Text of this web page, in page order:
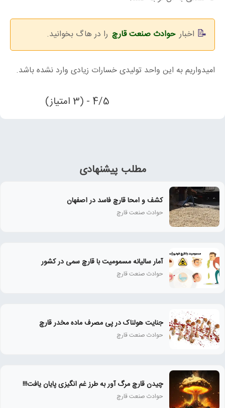
اخبار حوادث صنعت قارچ را در هاگ بخوانید.
امیدواریم به این واحد تولیدی خسارات زیادی وارد نشده باشد.
4/5 - (3 امتیاز)
مطلب پیشنهادی
کشف و امحا قارچ فاسد در اصفهان
حوادث صنعت قارچ
آمار سالیانه مسمومیت با قارچ سمی در کشور
حوادث صنعت قارچ
جنایت هولناک در پی مصرف ماده مخدر قارچ
حوادث صنعت قارچ
چیدن قارچ مرگ آور به طرز غم انگیزی پایان یافت!!!
حوادث صنعت قارچ